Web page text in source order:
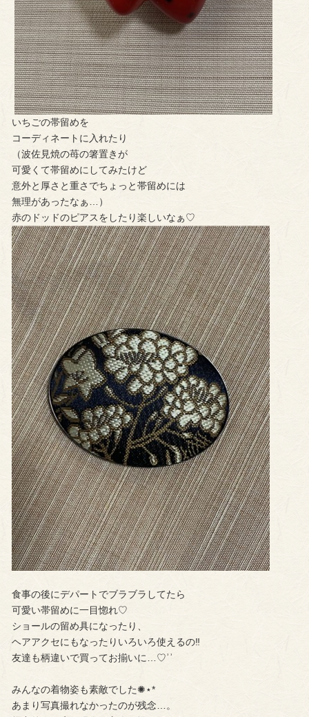
いちごの帯留めを
コーディネートに入れたり
（波佐見焼の苺の箸置きが
可愛くて帯留めにしてみたけど
意外と厚さと重さでちょっと帯留めには
無理があったなぁ…）
赤のドッドのピアスをしたり楽しいなぁ♡︎
食事の後にデパートでブラブラしてたら
可愛い帯留めに一目惚れ♡
ショールの留め具になったり、
ヘアアクセにもなったりいろいろ使えるの‼︎
友達も柄違いで買ってお揃いに…♡︎ʾʾ
みんなの着物姿も素敵でした✺⋆*
あまり写真撮れなかったのが残念…。